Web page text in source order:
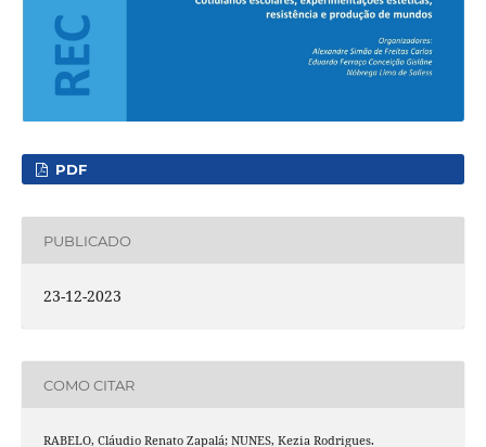
PDF
PUBLICADO
23-12-2023
COMO CITAR
RABELO, Cláudio Renato Zapalá; NUNES, Kezia Rodrigues.